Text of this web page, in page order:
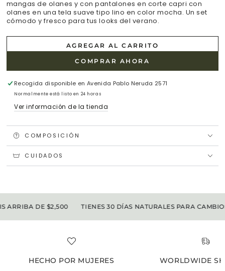
mangas de olanes y con pantalones en corte capri con
olanes en una tela suave tipo lino en color mocha. Un set
cómodo y fresco para tus looks del verano.
AGREGAR AL CARRITO
COMPRAR AHORA
Recogida disponible en Avenida Pablo Neruda 2571
Normalmente está listo en 24 horas
Ver información de la tienda
COMPOSICIÓN
CUIDADOS
ARRIBA DE $2,500 TIENES 30 DÍAS NATURALES PARA CAMBIOS
HECHO POR MUJERES WORLDWIDE